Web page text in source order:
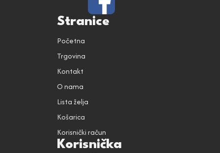
Stranice
Početna
Trgovina
Kontakt
O nama
Lista želja
Košarica
Korisnički račun
Korisnička